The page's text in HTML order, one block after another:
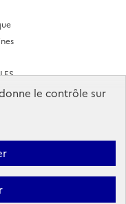
le contrôle sur